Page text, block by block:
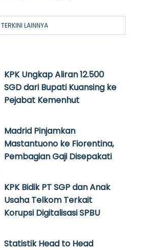
TERKINI LAINNYA
KPK Ungkap Aliran 12.500
SGD dari Bupati Kuansing ke
Pejabat Kemenhut
Madrid Pinjamkan
Mastantuono ke Fiorentina,
Pembagian Gaji Disepakati
KPK Bidik PT SGP dan Anak
Usaha Telkom Terkait
Korupsi Digitalisasi SPBU
Statistik Head to Head